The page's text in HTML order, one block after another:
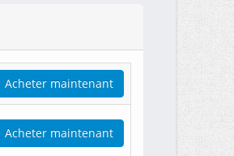
Acheter maintenant
Acheter maintenant